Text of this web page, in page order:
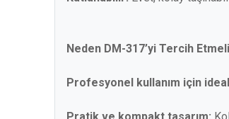
Neden DM-317’yi Tercih
Profesyonel kullanım için